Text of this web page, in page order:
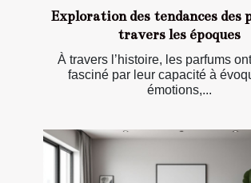
Exploration des tendances des
travers les époques
À travers l’histoire, les parfums
fasciné par leur capacité à
émotions,...